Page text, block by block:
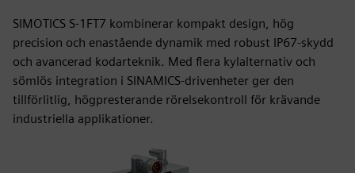
SIMOTICS S-1FT7 kombinerar kompakt design, hög
precision och enastående dynamik med robust IP67-skydd
och avancerad kodarteknik. Med flera kylalternativ och
sömlös integration i SINAMICS-drivenheter ger den
tillförlitlig, högpresterande rörelsekontroll för krävande
industriella applikationer.